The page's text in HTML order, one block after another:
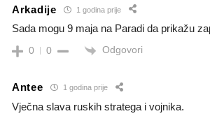
Arkadije 1 godina prije
Sada mogu 9 maja na Paradi da prikažu
0 0 Odgovori
Antee 1 godina prije
Vječna slava ruskih stratega i vojnika.